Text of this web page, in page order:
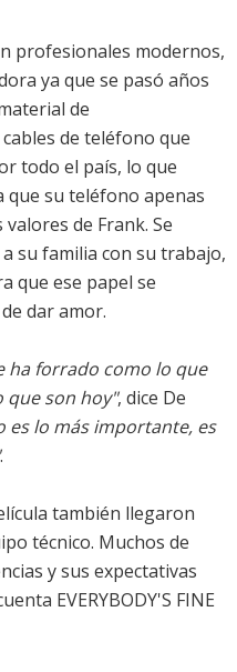
profesionales modernos,
ya que se pasó años
de
de teléfono que
todo el país, lo que
su teléfono apenas
de Frank. Se
su familia con su trabajo,
que ese papel se
dar amor.
ha forrado como lo que
que son hoy", dice De
es lo más importante, es
.
también llegaron
técnico. Muchos de
y sus expectativas
EVERYBODY'S FINE